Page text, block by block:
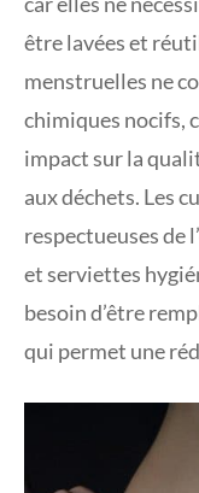
être lavées et
menstruelles ne
chimiques nocifs,
impact sur la
aux déchets. Les
respectueuses de
et serviettes
besoin d’être
qui permet une